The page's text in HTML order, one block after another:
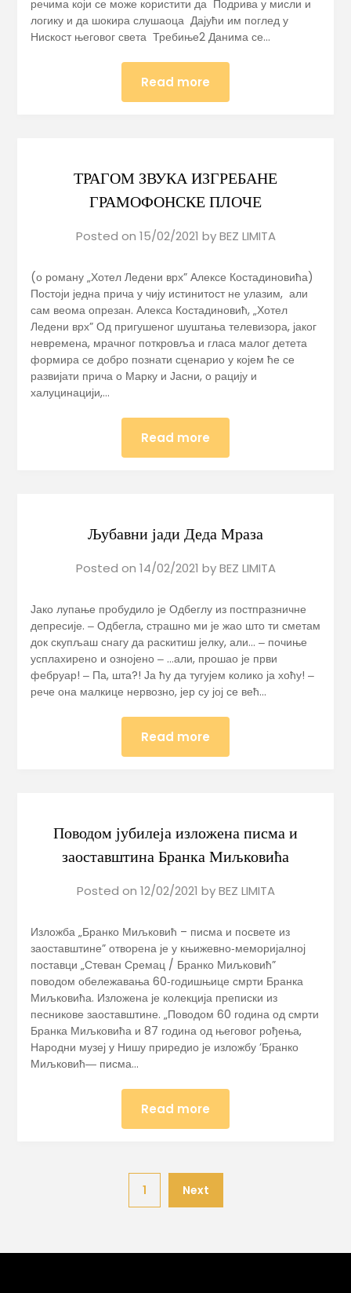
речима који се може користити да Подрива у мисли и
логику и да шокира слушаоца Дајући им поглед у
Нискост његовог света Требиње2 Данима се…
Read more
ТРАГОМ ЗВУКА ИЗГРЕБАНЕ
ГРАМОФОНСКЕ ПЛОЧЕ
Posted on 15/02/2021 byBEZ LIMITA
(о роману „Хотел Ледени врх” Алексе Костадиновића)
Постоји једна прича у чију истинитост не улазим, али
сам веома опрезан. Алекса Костадиновић, „Хотел
Ледени врх” Од пригушеног шуштања телевизора, јаког
невремена, мрачног поткровља и гласа малог детета
формира се добро познати сценарио у којем ће се
развијати прича о Марку и Јасни, о рацију и
халуцинацији,…
Read more
Љубавни јади Деда Мраза
Posted on 14/02/2021 byBEZ LIMITA
Јако лупање пробудило је Одбеглу из постпразничне
депресије. ‒ Одбегла, страшно ми је жао што ти сметам
док скупљаш снагу да раскитиш јелку, али… ‒ почиње
усплахирено и ознојено ‒ …али, прошао је први
фебруар! ‒ Па, шта?! Ја ћу да тугујем колико ја хоћу! ‒
рече она малкице нервозно, јер су јој се већ…
Read more
Поводом јубилеја изложена писма и
заоставштина Бранка Миљковића
Posted on 12/02/2021 byBEZ LIMITA
Изложба „Бранко Миљковић – писма и посвете из
заоставштине” отворена је у књижевно‑меморијалној
поставци „Стеван Сремац / Бранко Миљковић”
поводом обележавања 60‑годишњице смрти Бранка
Миљковића. Изложена је колекција преписки из
песникове заоставштине. „Поводом 60 година од смрти
Бранка Миљковића и 87 година од његовог рођења,
Народни музеј у Нишу приредио је изложбу ’Бранко
Миљковић― писма…
Read more
1 Next